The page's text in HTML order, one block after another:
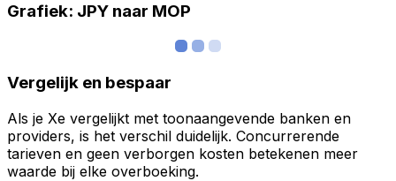
Grafiek: JPY naar MOP
Vergelijk en bespaar
Als je Xe vergelijkt met toonaangevende banken en
providers, is het verschil duidelijk. Concurrerende
tarieven en geen verborgen kosten betekenen meer
waarde bij elke overboeking.